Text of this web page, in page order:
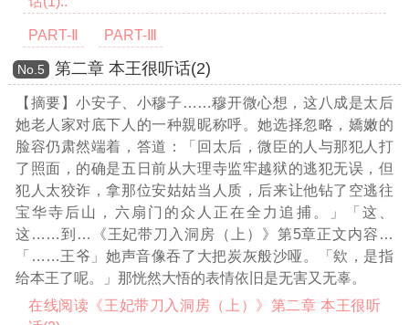
PART-Ⅱ PART-Ⅲ
Νο.5 第二章 本王很听话(2)
【摘要】小安子、小穆子……穆开微心想，这八成是太后
她老人家对底下人的一种親昵称呼。她选择忽略，嬌嫩的
脸容仍肃然端着，答道：「回太后，微臣的人与那犯人打
了照面，的确是五日前从大理寺监牢越狱的逃犯无误，但
犯人太狡诈，拿那位安姑姑当人质，后来让他钻了空逃往
宝华寺后山，六扇门的众人正在全力追捕。」「这、
这……到 …《王妃带刀入洞房（上）》第5章正文内容…
「……王爷」她声音像吞了大把炭灰般沙哑。「欸，是指
给本王了呢。」那恍然大悟的表情依旧是无害又无辜。
在线阅读《王妃带刀入洞房（上）》第二章 本王很听